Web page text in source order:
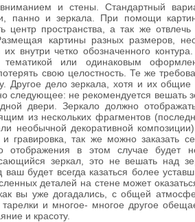
и стены. Стандартный
панно и зеркала. При помощи
центр пространства, а так же
картины разных размеров,
внутри четко обозначенного
или одинаковым
свою целостность. Те же
Другое дело зеркала, хотя и их
следующее: не рекомендуется вешать
двери. Зеркало должно
из нескольких фрагментов
необычной декоративной
гравировка, так же можно заказать
отображения в этом случае будет
зеркал, это не вешать над
ваш будет всегда казаться более
деталей на стене может
вы уже догадались, с общей
тарелки и многое- многое другое
и красоту.